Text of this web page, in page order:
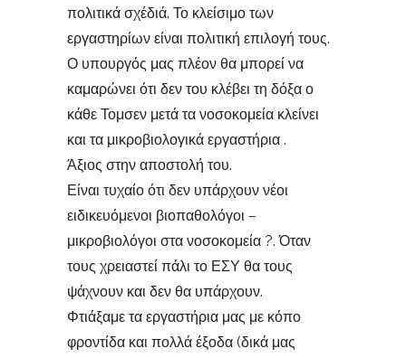
πολιτικά σχέδιά. Το κλείσιμο των
εργαστηρίων είναι πολιτική επιλογή τους.
Ο υπουργός μας πλέον θα μπορεί να
καμαρώνει ότι δεν του κλέβει τη δόξα ο
κάθε Τομσεν μετά τα νοσοκομεία κλείνει
και τα μικροβιολογικά εργαστήρια .
Άξιος στην αποστολή του.
Είναι τυχαίο ότι δεν υπάρχουν νέοι
ειδικευόμενοι βιοπαθολόγοι –
μικροβιολόγοι στα νοσοκομεία ?. Όταν
τους χρειαστεί πάλι το ΕΣΥ θα τους
ψάχνουν και δεν θα υπάρχουν.
Φτιάξαμε τα εργαστήρια μας με κόπο
φροντίδα και πολλά έξοδα (δικά μας